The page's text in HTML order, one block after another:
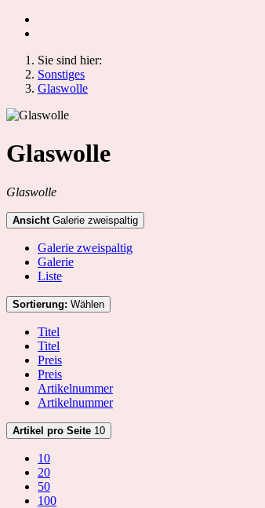
Sie sind hier:
Sonstiges
Glaswolle
Glaswolle
Glaswolle
Ansicht Galerie zweispaltig
Galerie zweispaltig
Galerie
Liste
Sortierung: Wählen
Titel
Titel
Preis
Preis
Artikelnummer
Artikelnummer
Artikel pro Seite 10
10
20
50
100